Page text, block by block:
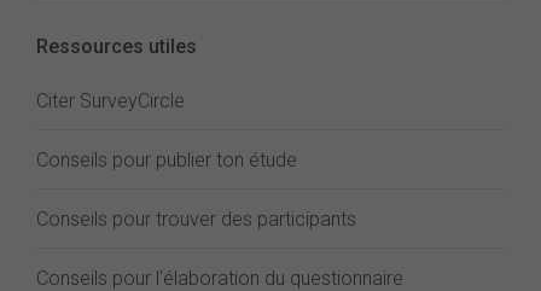
Ressources utiles
Citer SurveyCircle
Conseils pour publier ton étude
Conseils pour trouver des participants
Conseils pour l'élaboration du questionnaire